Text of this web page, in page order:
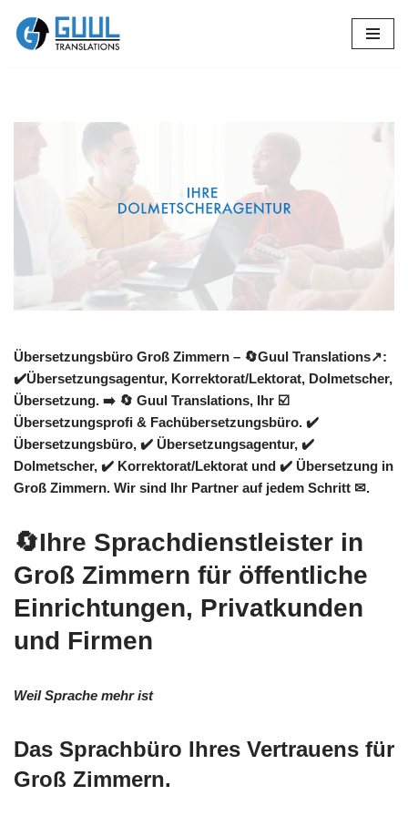
Zum
Übersetzungsbüro Groß Zimmern – 🔄Guul Translations↗️:
✔️Übersetzungsagentur, Korrektorat/Lektorat, Dolmetscher,
Übersetzung. ➡️ 🔄 Guul Translations, Ihr ☑️
Übersetzungsprofi & Fachübersetzungsbüro. ✔️
Übersetzungsbüro, ✔️ Übersetzungsagentur, ✔️
Dolmetscher, ✔️ Korrektorat/Lektorat und ✔️ Übersetzung in
Groß Zimmern. Wir sind Ihr Partner auf jedem Schritt ✉.
🔄Ihre Sprachdienstleister in
Groß Zimmern für öffentliche
Einrichtungen, Privatkunden
und Firmen
Weil Sprache mehr ist
Das Sprachbüro Ihres Vertrauens für
Groß Zimmern.